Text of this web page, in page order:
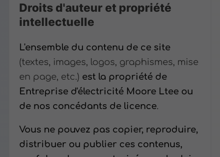
Droits d'auteur et propriété
intellectuelle
L'ensemble du contenu de ce site
(textes, images, logos, graphismes, mise
en page, etc.) est la propriété de
Entreprise d'électricité Moore Ltee ou
de nos concédants de licence.
Vous ne pouvez pas copier, reproduire,
distribuer ou publier ces contenus,